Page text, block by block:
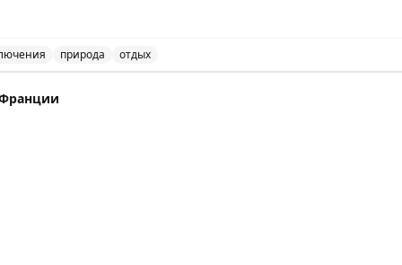
Вавы или Муз-Джо. Если спешите — США справедливо
открытий.
природа отдых